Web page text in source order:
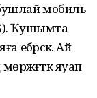
мобиль
Ҡушымта
ебәрәсәк. Ай
яуап